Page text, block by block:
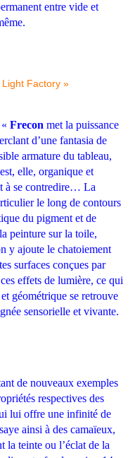
entre vide et
Frecon met la puissance
d’une fantasia de
armature du tableau,
elle, organique et
à se contredire… La
le long de contours
du pigment et de
peinture sur la toile,
y ajoute le chatoiement
surfaces conçues par
effets de lumière, ce qui
géométrique se retrouve
sensorielle et vivante.
de nouveaux exemples
respectives des
lui offre une infinité de
ainsi à des camaïeux,
la teinte ou l’éclat de la